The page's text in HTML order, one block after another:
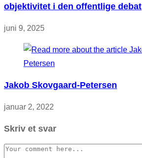
objektivitet i den offentlige debat
juni 9, 2025
Jakob Skovgaard-Petersen
januar 2, 2022
Skriv et svar
Comment